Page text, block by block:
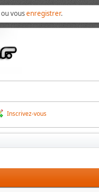
ou vousenregistrer.
Inscrivez-vous